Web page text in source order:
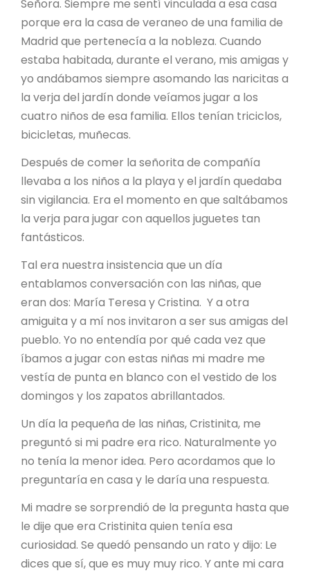
Señora. Siempre me sentí vinculada a esa casa
porque era la casa de veraneo de una familia de
Madrid que pertenecía a la nobleza. Cuando
estaba habitada, durante el verano, mis amigas y
yo andábamos siempre asomando las naricitas a
la verja del jardín donde veíamos jugar a los
cuatro niños de esa familia. Ellos tenían triciclos,
bicicletas, muñecas.
Después de comer la señorita de compañía
llevaba a los niños a la playa y el jardín quedaba
sin vigilancia. Era el momento en que saltábamos
la verja para jugar con aquellos juguetes tan
fantásticos.
Tal era nuestra insistencia que un día
entablamos conversación con las niñas, que
eran dos: María Teresa y Cristina. Y a otra
amiguita y a mí nos invitaron a ser sus amigas del
pueblo. Yo no entendía por qué cada vez que
íbamos a jugar con estas niñas mi madre me
vestía de punta en blanco con el vestido de los
domingos y los zapatos abrillantados.
Un día la pequeña de las niñas, Cristinita, me
preguntó si mi padre era rico. Naturalmente yo
no tenía la menor idea. Pero acordamos que lo
preguntaría en casa y le daría una respuesta.
Mi madre se sorprendió de la pregunta hasta que
le dije que era Cristinita quien tenía esa
curiosidad. Se quedó pensando un rato y dijo: Le
dices que sí, que es muy muy rico. Y ante mi cara